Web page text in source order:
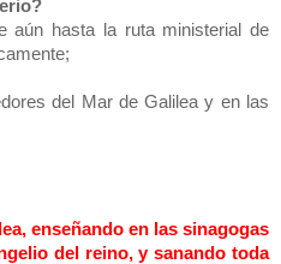
aún hasta la ruta ministerial de
del Mar de Galilea y en las
enseñando en las sinagogas
del reino, y sanando toda